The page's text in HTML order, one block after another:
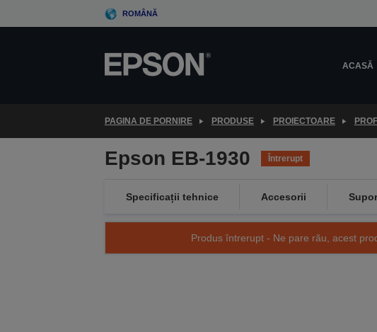
to
ROMÂNĂ
ACASĂ
PAGINA DE PORNIRE PRODUSE PROIECTOARE
Epson EB-1930 Întrerupt
Specificații tehnice Accesorii
Produs întrerupt - Ne pare rău, acest